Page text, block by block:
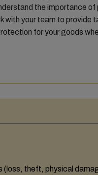
the importance
with your team to provide
for your goods
theft, physical